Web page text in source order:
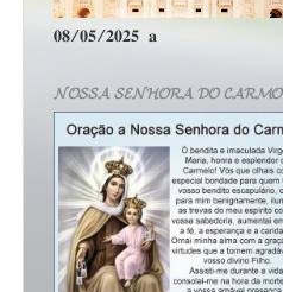
𝟎𝟖/𝟎𝟓/𝟐𝟎𝟐𝟓 𝐚
𝓝𝓞𝓢𝓢𝓐 𝓢𝓔𝓝𝓗𝓞𝓡𝓐 𝓓𝓞 𝓒𝓐𝓡𝓜𝓞